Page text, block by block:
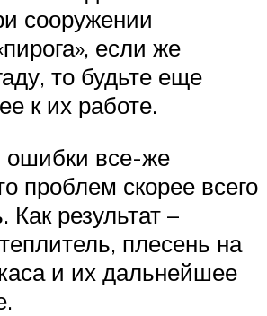
сооружении
если же
то будьте еще
к их работе.
ошибки все-же
проблем скорее всего
Как результат –
плесень на
и их дальнейшее